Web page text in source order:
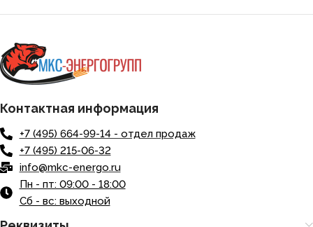
Контактная информация
+7 (495) 664-99-14 - отдел продаж
+7 (495) 215-06-32
info@mkc-energo.ru
Пн - пт: 09:00 - 18:00
Сб - вс: выходной